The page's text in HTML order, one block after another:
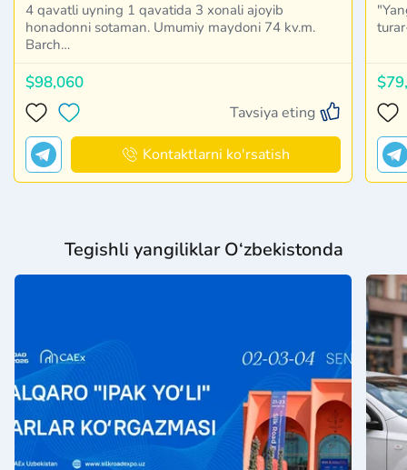
4 qavatli uyning 1 qavatida 3 xonali ajoyib
honadonni sotaman. Umumiy maydoni 74 kv.m.
Barch…
$98,060
Tavsiya eting
Kontaktlarni ko'rsatish
Tegishli yangiliklar O‘zbekistonda